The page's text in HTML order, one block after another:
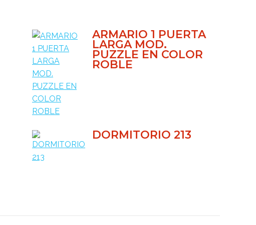
ARMARIO 1 PUERTA
LARGA MOD.
PUZZLE EN COLOR
ROBLE
DORMITORIO 213